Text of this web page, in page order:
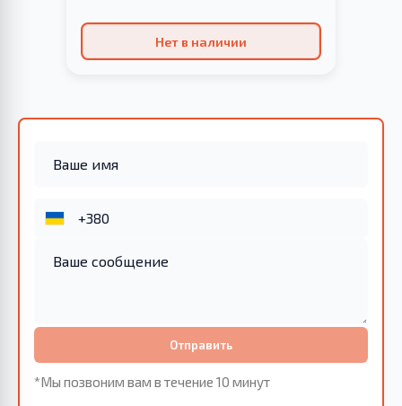
Нет в наличии
Отправить
*Мы позвоним вам в течение 10 минут